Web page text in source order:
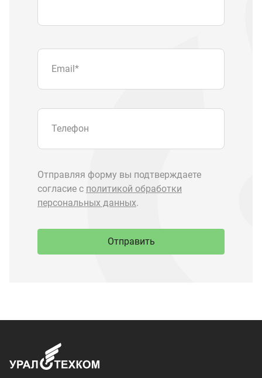
Запчасти Урал
Запчасти Камаз
Спецпредложения
Доставка и оплата